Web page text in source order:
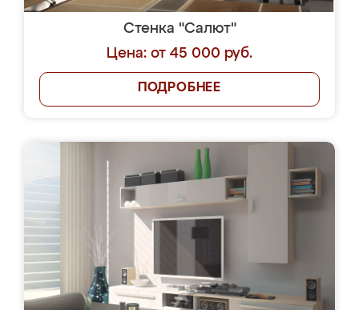
Стенка "Салют"
Цена: от 45 000 руб.
ПОДРОБНЕЕ